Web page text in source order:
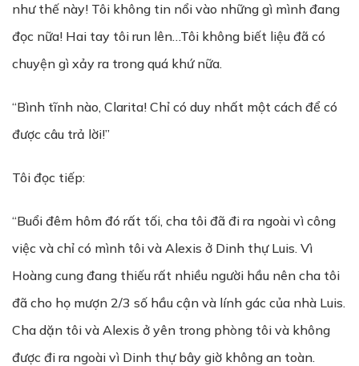
như thế này! Tôi không tin nổi vào những gì mình đang
đọc nữa! Hai tay tôi run lên…Tôi không biết liệu đã có
chuyện gì xảy ra trong quá khứ nữa.
“Bình tĩnh nào, Clarita! Chỉ có duy nhất một cách để có
được câu trả lời!”
Tôi đọc tiếp:
“Buổi đêm hôm đó rất tối, cha tôi đã đi ra ngoài vì công
việc và chỉ có mình tôi và Alexis ở Dinh thự Luis. Vì
Hoàng cung đang thiếu rất nhiều người hầu nên cha tôi
đã cho họ mượn 2/3 số hầu cận và lính gác của nhà Luis.
Cha dặn tôi và Alexis ở yên trong phòng tôi và không
được đi ra ngoài vì Dinh thự bây giờ không an toàn.